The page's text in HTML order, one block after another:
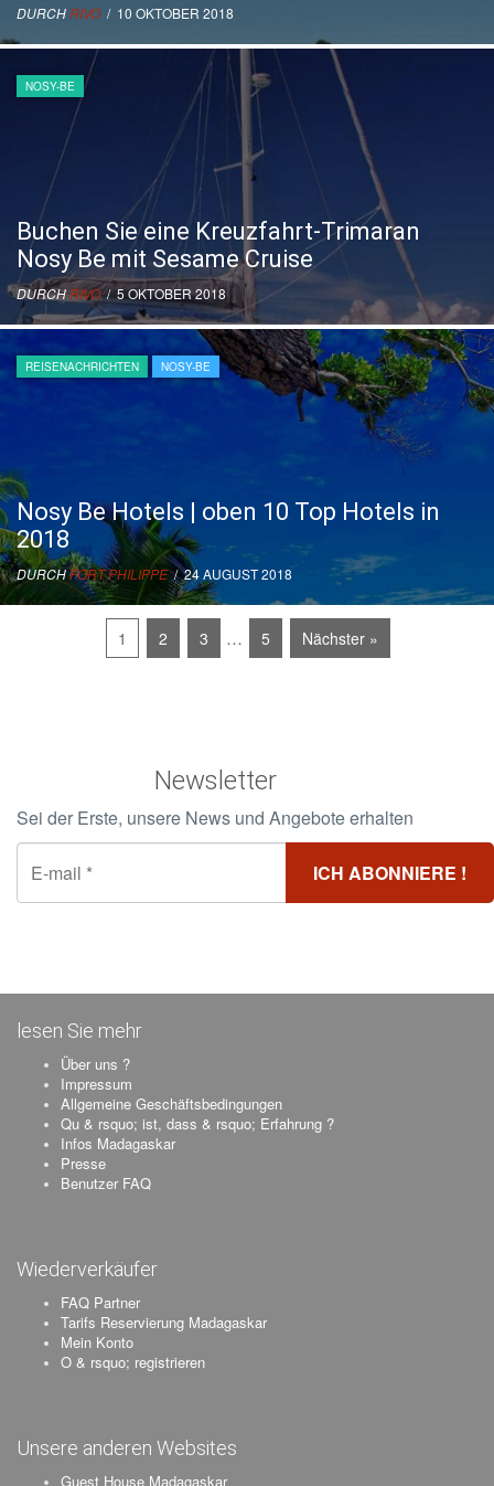
DURCH RIVO/ 10 OKTOBER 2018
NOSY-BE
Buchen Sie eine Kreuzfahrt-Trimaran
Nosy Be mit Sesame Cruise
DURCHRIVO/ 5 OKTOBER 2018
REISENACHRICHTEN NOSY-BE
Nosy Be Hotels | oben 10 Top Hotels in
2018
DURCHFORT PHILIPPE/ 24 AUGUST 2018
1 2 3 … 5 Nächster »
Newsletter
Sei der Erste, unsere News und Angebote erhalten
lesen Sie mehr
Über uns ?
Impressum
Allgemeine Geschäftsbedingungen
Qu & rsquo; ist, dass & rsquo; Erfahrung ?
Infos Madagaskar
Presse
Benutzer FAQ
Wiederverkäufer
FAQ Partner
Tarifs Reservierung Madagaskar
Mein Konto
O & rsquo; registrieren
Unsere anderen Websites
Guest House Madagaskar